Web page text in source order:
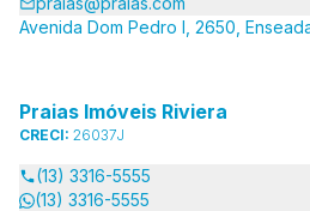
Avenida Dom Pedro I, 2650,
Praias Imóveis Riviera
CRECI: 26037J
(13) 3316-5555
(13) 3316-5555